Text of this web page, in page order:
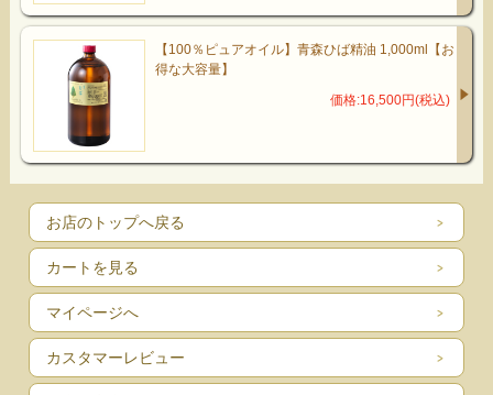
【100％ピュアオイル】青森ひば精油 1,000ml【お
得な大容量】
価格:16,500円(税込)
お店のトップへ戻る
カートを見る
マイページへ
カスタマーレビュー